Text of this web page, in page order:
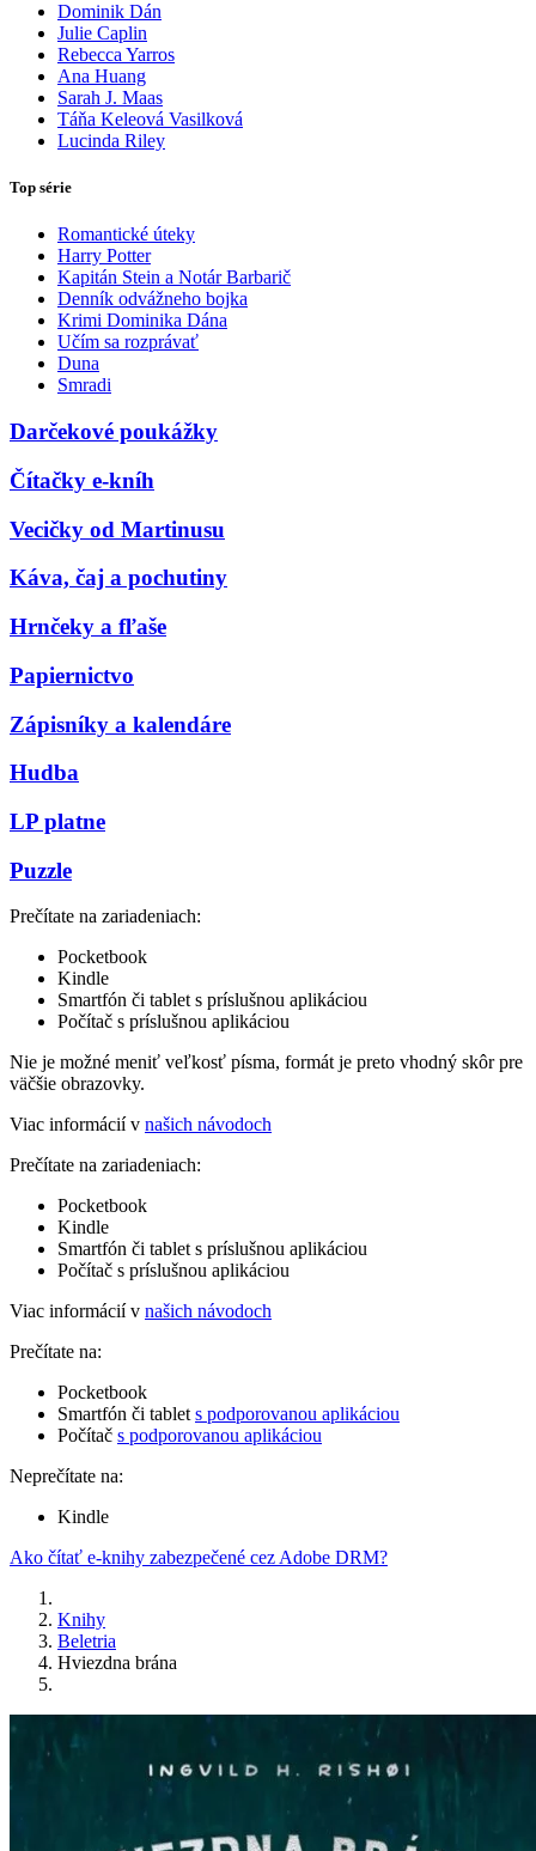
Dominik Dán
Julie Caplin
Rebecca Yarros
Ana Huang
Sarah J. Maas
Táňa Keleová Vasilková
Lucinda Riley
Top série
Romantické úteky
Harry Potter
Kapitán Stein a Notár Barbarič
Denník odvážneho bojka
Krimi Dominika Dána
Učím sa rozprávať
Duna
Smradi
Darčekové poukážky
Čítačky e-kníh
Vecičky od Martinusu
Káva, čaj a pochutiny
Hrnčeky a fľaše
Papiernictvo
Zápisníky a kalendáre
Hudba
LP platne
Puzzle
Prečítate na zariadeniach:
Pocketbook
Kindle
Smartfón či tablet s príslušnou aplikáciou
Počítač s príslušnou aplikáciou
Nie je možné meniť veľkosť písma, formát je preto vhodný skôr pre
väčšie obrazovky.
Viac informácií v našich návodoch
Prečítate na zariadeniach:
Pocketbook
Kindle
Smartfón či tablet s príslušnou aplikáciou
Počítač s príslušnou aplikáciou
Viac informácií v našich návodoch
Prečítate na:
Pocketbook
Smartfón či tablet s podporovanou aplikáciou
Počítač s podporovanou aplikáciou
Neprečítate na:
Kindle
Ako čítať e-knihy zabezpečené cez Adobe DRM?
Knihy
Beletria
Hviezdna brána